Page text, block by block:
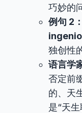
巧妙的
例句 2：
独创性
语言学
否定前
的、天
是“天